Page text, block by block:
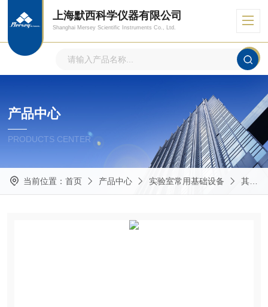
上海默西科学仪器有限公司
Shanghai Mersey Scientific Instruments Co., Ltd.
产品中心
PRODUCTS CENTER
当前位置： 首页 产品中心 实验室常用基础设备 其他实验室常用仪器设备